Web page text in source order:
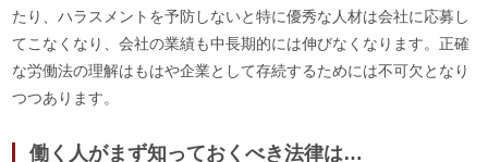
たり、ハラスメントを予防しないと特に優秀な人材は会社に応募し
てこなくなり、会社の業績も中長期的には伸びなくなります。正確
な労働法の理解はもはや企業として存続するためには不可欠となり
つつあります。
働く人がまず知っておくべき法律は…